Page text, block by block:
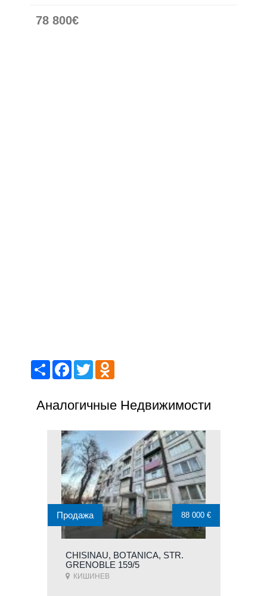
78 800€
ShareFacebook
Twitter
Аналогичные Недвижимости
CHISINAU, BOTANICA, STR.
GRENOBLE 159/5
КИШИНЕВ
Продажа 88 000 €